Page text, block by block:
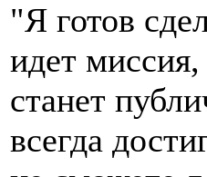
"Я готов
идет
станет
всегда